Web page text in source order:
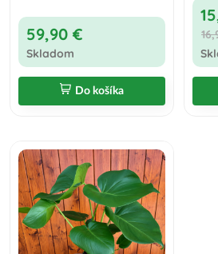
59,90 €
Skladom
Do košíka